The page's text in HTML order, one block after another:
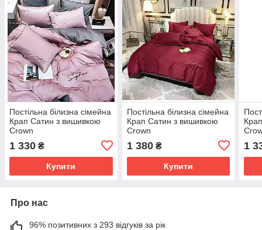
Постільна білизна сімейна
Крап Сатин з вишивкою
Crown
1 330 ₴
Купити
Постільна білизна сімейна
Крап Сатин з вишивкою
Crown
1 380₴
Купити
1
Про нас
96% позитивних з 293 відгуків за рік